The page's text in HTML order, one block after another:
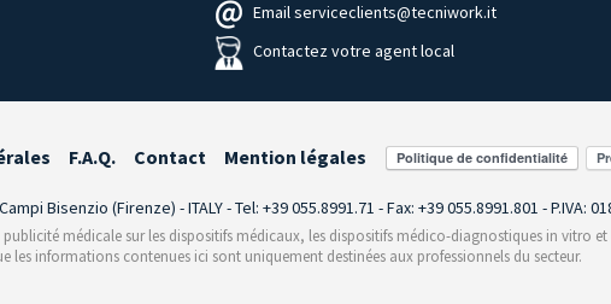
Email serviceclients@tecniwork.it
Contactez votre agent local
F.A.Q. Contact Mention légales
Bisenzio (Firenze) - ITALY - Tel: +39 055.8991.71 - Fax: +39 055.8991.801 - P.IVA:
médicale sur les dispositifs médicaux, les dispositifs médico-diagnostiques in vitro
les informations contenues ici sont uniquement destinées aux professionnels du secteur.